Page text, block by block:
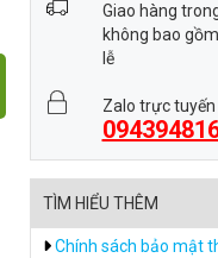
Giao hàng
không bao
lễ
Zalo trực
TÌM HIỂU THÊM
Chính sách bảo mật